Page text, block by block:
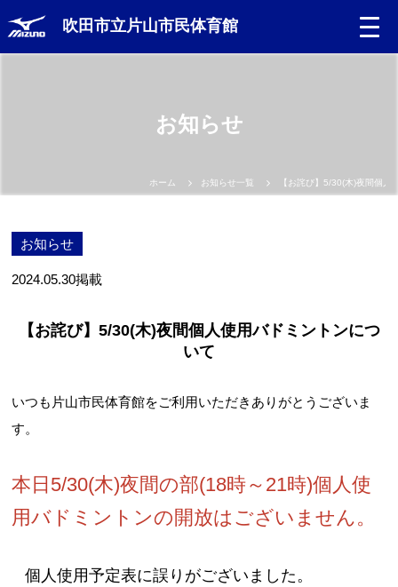
吹田市立片山市民体育館
お問合せフォーム
吹田市スポーツ施設予約システム(OPAS)
お知らせ
ホーム お知らせ一覧 【お詫び】5/30(木)夜間個人
お知らせ
2024.05.30掲載
【お詫び】5/30(木)夜間個人使用バドミントンにつ
いて
いつも片山市民体育館をご利用いただきありがとうございま
す。
本日5/30(木)夜間の部(18時～21時)個人使
用バドミントンの開放はございません。
・個人使用予定表に誤りがございました。